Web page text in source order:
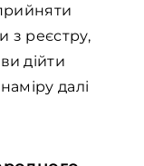
з реєстру,
дійти
далі